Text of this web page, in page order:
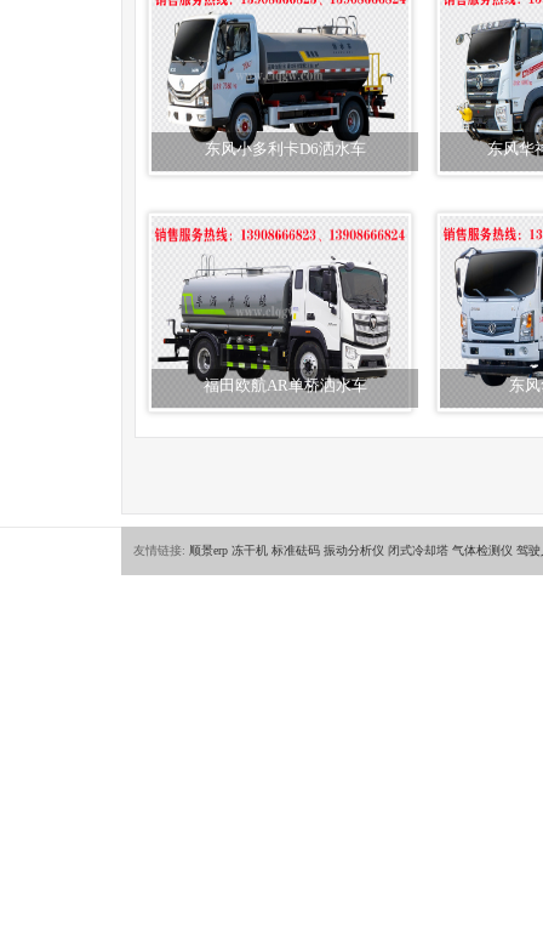
东风小多利卡D6洒水车 东风华
福田欧航AR单桥洒水车 东
友情链接: 顺景erp 冻干机 标准砝码 振动分析仪 闭式冷却塔 气体检测仪 驾驶